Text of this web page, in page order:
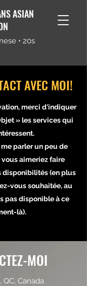
ASIAN
• 20s
AVEC MOI!
merci d'indiquer
» les services qui
parler un peu de
aimeriez faire
disponibilités (en plus
vous souhaitée, au
pas disponible à ce
là).
MOI
QC, Canada